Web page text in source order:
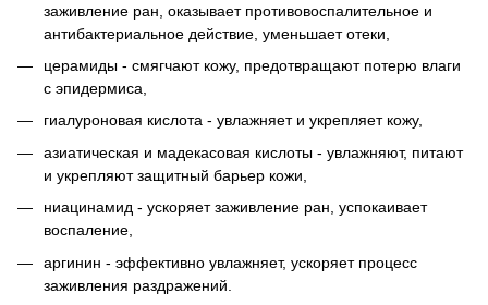
заживление ран, оказывает противовоспалительное и
антибактериальное действие, уменьшает отеки,
церамиды - смягчают кожу, предотвращают потерю влаги
с эпидермиса,
гиалуроновая кислота - увлажняет и укрепляет кожу,
азиатическая и мадекасовая кислоты - увлажняют, питают
и укрепляют защитный барьер кожи,
ниацинамид - ускоряет заживление ран, успокаивает
воспаление,
аргинин - эффективно увлажняет, ускоряет процесс
заживления раздражений.